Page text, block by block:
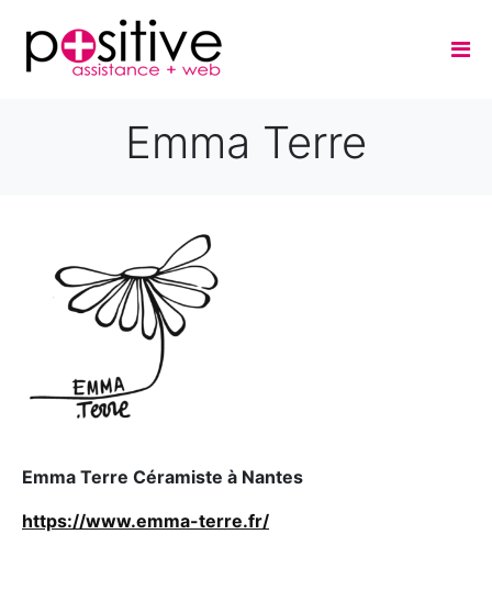
Emma Terre
Emma Terre Céramiste à Nantes
https://www.emma-terre.fr/